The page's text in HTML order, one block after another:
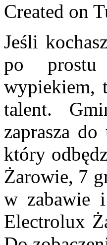
Created on
Jeśli
po
wypiekiem,
talent.
zaprasza
który
Żarowie, 7
w zabawie
Electrolux